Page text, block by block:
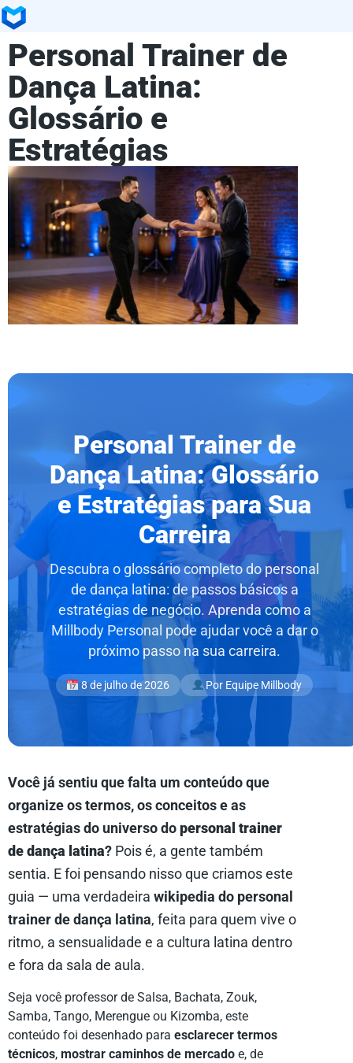
Personal Trainer de
Dança Latina:
Glossário e
Estratégias
Personal Trainer de
Dança Latina: Glossário
e Estratégias para Sua
Carreira
Descubra o glossário completo do personal
de dança latina: de passos básicos a
estratégias de negócio. Aprenda como a
Millbody Personal pode ajudar você a dar o
próximo passo na sua carreira.
8 de julho de 2026 Por Equipe Millbody
Você já sentiu que falta um conteúdo que
organize os termos, os conceitos e as
estratégias do universo do personal trainer
de dança latina? Pois é, a gente também
sentia. E foi pensando nisso que criamos este
guia — uma verdadeira wikipedia do personal
trainer de dança latina, feita para quem vive o
ritmo, a sensualidade e a cultura latina dentro
e fora da sala de aula.
Seja você professor de Salsa, Bachata, Zouk,
Samba, Tango, Merengue ou Kizomba, este
conteúdo foi desenhado para esclarecer termos
técnicos, mostrar caminhos de mercado e, de